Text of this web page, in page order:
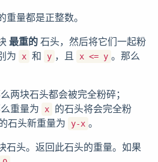
量都是正整数。
最重的石头，然后将它们一起粉
为
x 和 y ，且 x <= y 。那么
两块石头都会被完全粉碎；
重量为 x
的石头将会完全粉
石头新重量为 y-x 。
石头。返回此石头的重量。如果